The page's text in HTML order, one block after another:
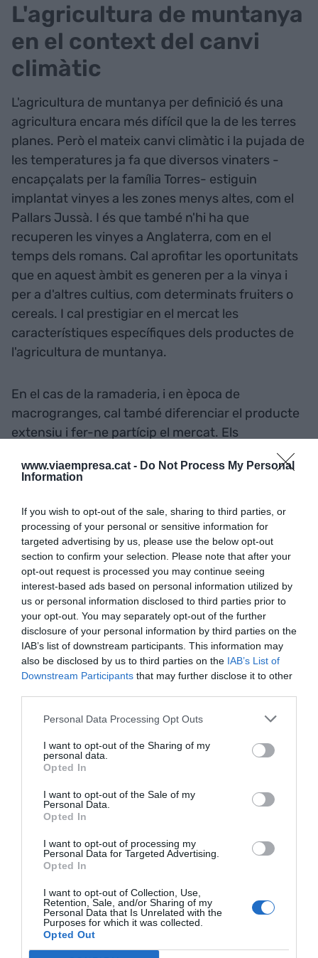
www.viaempresa.cat - Do Not Process My Personal
Information
If you wish to opt-out of the sale, sharing to third parties, or
processing of your personal or sensitive information for
targeted advertising by us, please use the below opt-out
section to confirm your selection. Please note that after your
opt-out request is processed you may continue seeing
interest-based ads based on personal information utilized by
us or personal information disclosed to third parties prior to
your opt-out. You may separately opt-out of the further
disclosure of your personal information by third parties on the
IAB’s list of downstream participants. This information may
also be disclosed by us to third parties on the IAB’s List of
Downstream Participants that may further disclose it to other
Personal Data Processing Opt Outs
I want to opt-out of the Sharing of my
personal data.
Opted In
I want to opt-out of the Sale of my
Personal Data.
Opted In
I want to opt-out of processing my
Personal Data for Targeted Advertising.
Opted In
I want to opt-out of Collection, Use,
Retention, Sale, and/or Sharing of my
Personal Data that Is Unrelated with the
Purposes for which it was collected.
Opted Out
L'agricultura de muntanya
en el context del canvi
climàtic
L'agricultura de muntanya per definició és una
agricultura encara més difícil que la de les terres
planes. Però el mateix canvi climàtic i la pujada de
les temperatures ja fa que diversos vinaters -
encapçalats per la família Torres- estiguin
implantat vinyes a les zones menys altes, com el
Pallars Jussà. I és que també n'hi ha que
recuperen les vinyes a Anglaterra, com en el
temps dels romans. Cal aprofitar les oportunitats
que en aquest àmbit es generen per a la vinya i
per a d'altres cultius, com determinats fruiters o
cereals. I cal prestigiar en el mercat les
característiques específiques dels productes de
l'agricultura de muntanya.
En el cas de la ramaderia, i en època de
macrogranges, cal també diferenciar el producte
extensiu i fer-ne partícip el mercat. Els
encara molt marge per millorar les estructures de
reeixides en aquest camp -des de Llet Nostra a La
Fageda- no en falten. Ara cal també que arribin a
l'Alt Pirineu i l'Aran.
Tot plegat requerirà, molt probablement, l'impuls i
el suport inicial de l'administració local i nacional.
Un suport que segur que ja hi és en molts casos,
però que pot ser molt més intens i innovador. I
que al costat de les inversions olímpiques
representa un esforç econòmic menor.
Emprenedoria i teletreball
No tot, però ha d'acabar-se amb el turisme i la
d'indústria convencional prou competitiva, com
és el cas dels electrodomèstics
l'Alt Urgell. I fins i tot d'emprenedors singulars
com és laBruixa d'Ora Sort. Segur que la
esdeveniments o implantacions puntuals -per
exemple, d'alguna escola de negocis- ajudarien a
crear un microclima favorable a l'emprenedoria i a